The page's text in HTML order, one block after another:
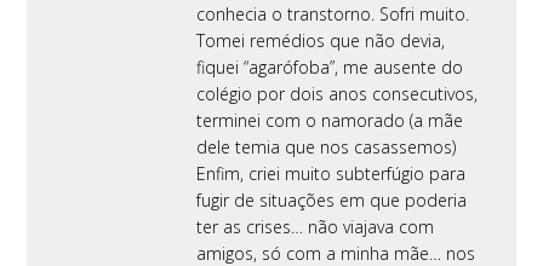
conhecia o transtorno. Sofri muito.
Tomei remédios que não devia,
fiquei “agarófoba”, me ausente do
colégio por dois anos consecutivos,
terminei com o namorado (a mãe
dele temia que nos casassemos)
Enfim, criei muito subterfúgio para
fugir de situações em que poderia
ter as crises… não viajava com
amigos, só com a minha mãe… nos